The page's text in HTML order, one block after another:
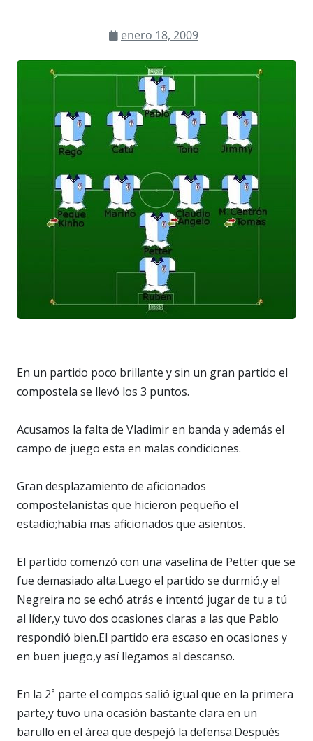
enero 18, 2009
En un partido poco brillante y sin un gran partido el
compostela se llevó los 3 puntos.
Acusamos la falta de Vladimir en banda y además el
campo de juego esta en malas condiciones.
Gran desplazamiento de aficionados
compostelanistas que hicieron pequeño el
estadio;había mas aficionados que asientos.
El partido comenzó con una vaselina de Petter que se
fue demasiado alta.Luego el partido se durmió,y el
Negreira no se echó atrás e intentó jugar de tu a tú
al líder,y tuvo dos ocasiones claras a las que Pablo
respondió bien.El partido era escaso en ocasiones y
en buen juego,y así llegamos al descanso.
En la 2ª parte el compos salió igual que en la primera
parte,y tuvo una ocasión bastante clara en un
barullo en el área que despejó la defensa.Después